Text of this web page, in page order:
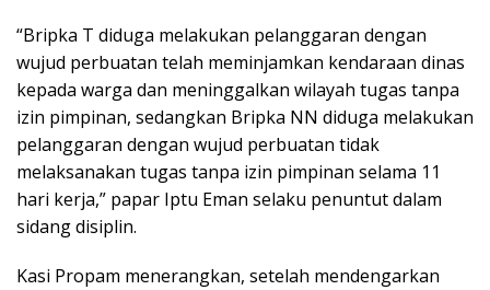
“Bripka T diduga melakukan pelanggaran dengan
wujud perbuatan telah meminjamkan kendaraan dinas
kepada warga dan meninggalkan wilayah tugas tanpa
izin pimpinan, sedangkan Bripka NN diduga melakukan
pelanggaran dengan wujud perbuatan tidak
melaksanakan tugas tanpa izin pimpinan selama 11
hari kerja,” papar Iptu Eman selaku penuntut dalam
sidang disiplin.
Kasi Propam menerangkan, setelah mendengarkan